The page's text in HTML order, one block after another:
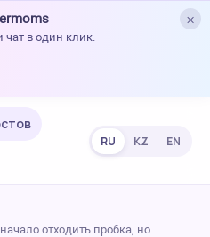
×
чат в один клик.
RU KZ EN
отходить пробка, но